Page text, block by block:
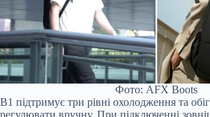
Фото: AFX Boots
B1 підтримує три рівні охолодження та
регулювати вручну. При підключенні